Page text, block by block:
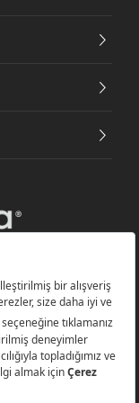
ile üretilmiştir.
hakları saklıdır.